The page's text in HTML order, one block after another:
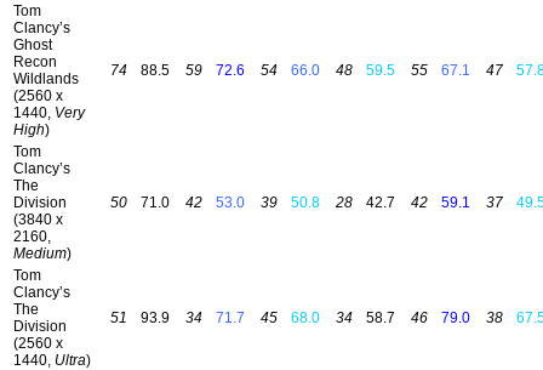
Tom
Clancy’s
Ghost
Recon
Wildlands
(2560 x
1440, Very
High)
74 88.5 59 72.6 54 66.0 48 59.5 55 67.1 47
Tom
Clancy’s
The
Division
(3840 x
2160,
Medium)
50 71.0 42 53.0 39 50.8 28 42.7 42 59.1 37
Tom
Clancy’s
The
Division
(2560 x
1440, Ultra)
51 93.9 34 71.7 45 68.0 34 58.7 46 79.0 38